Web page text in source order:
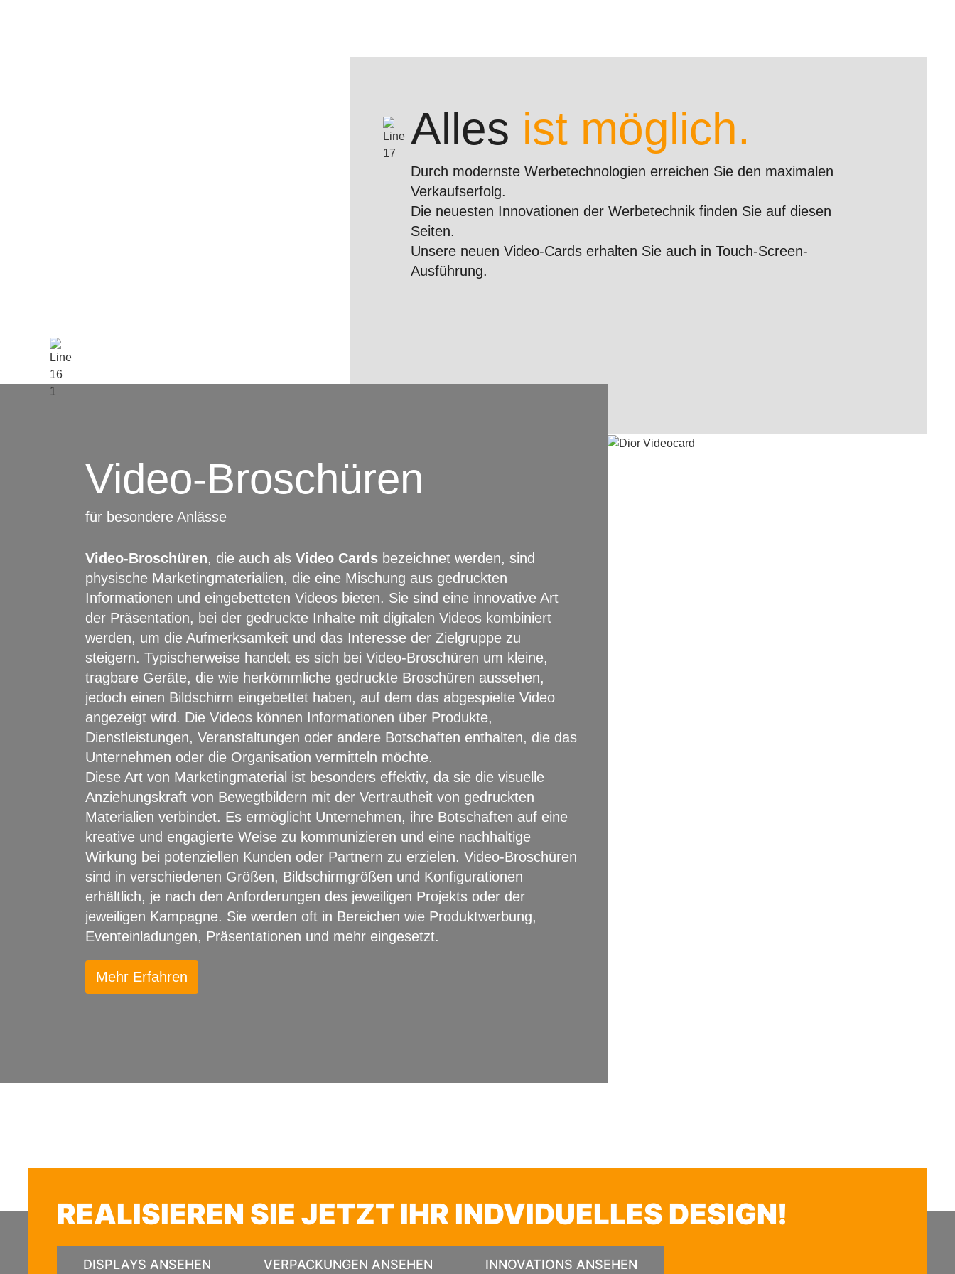
Alles ist möglich.
Durch modernste Werbetechnologien erreichen Sie den maximalen
Verkaufserfolg.
Die neuesten Innovationen der Werbetechnik finden Sie auf diesen
Seiten.
Unsere neuen Video-Cards erhalten Sie auch in Touch-Screen-
Ausführung.
Video-Broschüren
für besondere Anlässe
Video-Broschüren, die auch als Video Cards bezeichnet werden, sind
physische Marketingmaterialien, die eine Mischung aus gedruckten
Informationen und eingebetteten Videos bieten. Sie sind eine innovative Art
der Präsentation, bei der gedruckte Inhalte mit digitalen Videos kombiniert
werden, um die Aufmerksamkeit und das Interesse der Zielgruppe zu
steigern. Typischerweise handelt es sich bei Video-Broschüren um kleine,
tragbare Geräte, die wie herkömmliche gedruckte Broschüren aussehen,
jedoch einen Bildschirm eingebettet haben, auf dem das abgespielte Video
angezeigt wird. Die Videos können Informationen über Produkte,
Dienstleistungen, Veranstaltungen oder andere Botschaften enthalten, die das
Unternehmen oder die Organisation vermitteln möchte.
Diese Art von Marketingmaterial ist besonders effektiv, da sie die visuelle
Anziehungskraft von Bewegtbildern mit der Vertrautheit von gedruckten
Materialien verbindet. Es ermöglicht Unternehmen, ihre Botschaften auf eine
kreative und engagierte Weise zu kommunizieren und eine nachhaltige
Wirkung bei potenziellen Kunden oder Partnern zu erzielen. Video-Broschüren
sind in verschiedenen Größen, Bildschirmgrößen und Konfigurationen
erhältlich, je nach den Anforderungen des jeweiligen Projekts oder der
jeweiligen Kampagne. Sie werden oft in Bereichen wie Produktwerbung,
Eventeinladungen, Präsentationen und mehr eingesetzt.
Mehr Erfahren
REALISIEREN SIE JETZT IHR INDVIDUELLES DESIGN!
DISPLAYS ANSEHEN VERPACKUNGEN ANSEHEN INNOVATIONS ANSEHEN